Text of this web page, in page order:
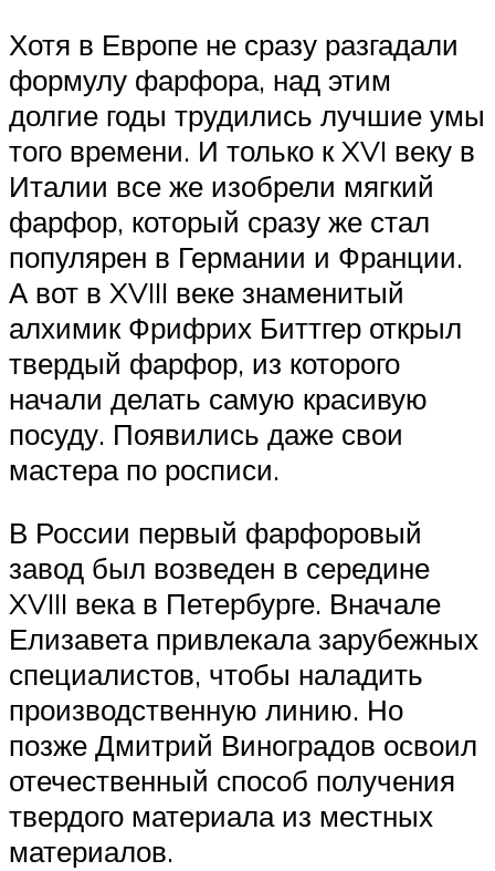
Хотя в Европе не сразу разгадали
формулу фарфора, над этим
долгие годы трудились лучшие умы
того времени. И только к XVI веку в
Италии все же изобрели мягкий
фарфор, который сразу же стал
популярен в Германии и Франции.
А вот в XVIII веке знаменитый
алхимик Фрифрих Биттгер открыл
твердый фарфор, из которого
начали делать самую красивую
посуду. Появились даже свои
мастера по росписи.
В России первый фарфоровый
завод был возведен в середине
XVIII века в Петербурге. Вначале
Елизавета привлекала зарубежных
специалистов, чтобы наладить
производственную линию. Но
позже Дмитрий Виноградов освоил
отечественный способ получения
твердого материала из местных
материалов.